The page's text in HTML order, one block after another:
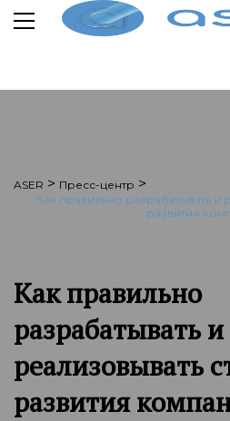
ASER > Пресс-центр >
Как правильно разрабатывать и
развития
Как правильно
разрабатывать и
реализовывать
развития